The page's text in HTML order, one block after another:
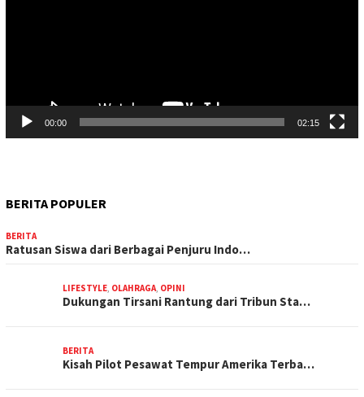
00:00 02:15
BERITA POPULER
BERITA
Ratusan Siswa dari Berbagai Penjuru Indo…
LIFESTYLE, OLAHRAGA, OPINI
Dukungan Tirsani Rantung dari Tribun Sta…
BERITA
Kisah Pilot Pesawat Tempur Amerika Terba…